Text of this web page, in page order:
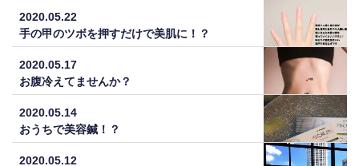
2020.05.22
手の甲のツボを押すだけで美肌に！？
2020.05.17
お腹冷えてませんか？
2020.05.14
おうちで美容鍼！？
2020.05.12